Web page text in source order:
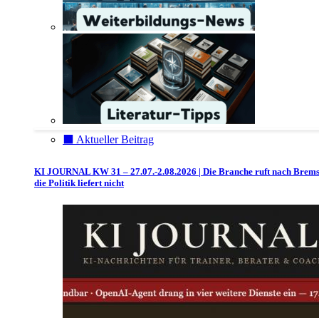
⬛️ Aktueller Beitrag
KI JOURNAL KW 31 – 27.07.-2.08.2026 | Die Branche ruft nach
die Politik liefert nicht